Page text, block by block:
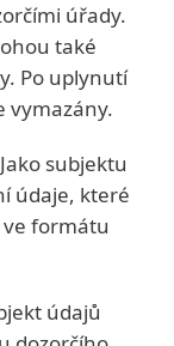
úřady.
také
Po uplynutí
vymazány.
subjektu
údaje, které
ve formátu
údajů